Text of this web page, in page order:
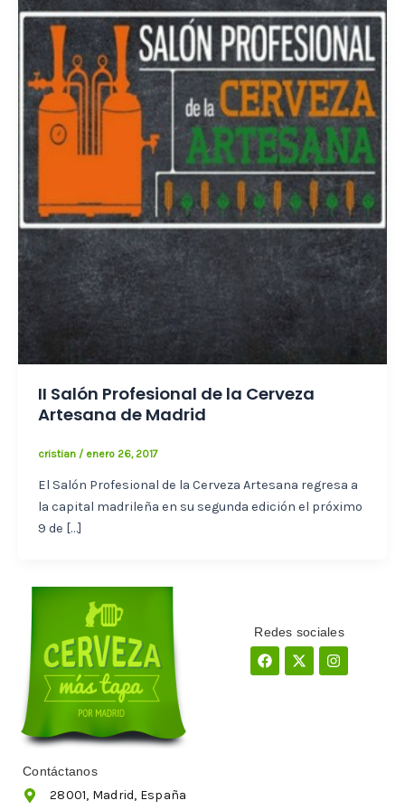
II Salón Profesional de la Cerveza
Artesana de Madrid
cristian / enero 26, 2017
El Salón Profesional de la Cerveza Artesana regresa a
la capital madrileña en su segunda edición el próximo
9 de […]
Redes sociales
Facebook
X-
twitter
Instagram
Contáctanos
28001, Madrid, España